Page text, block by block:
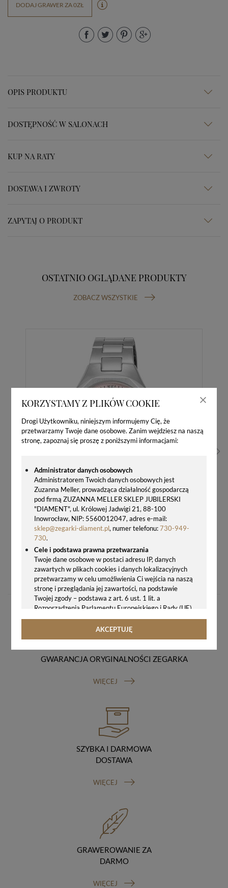
KORZYSTAMY Z PLIKÓW COOKIE
Drogi Użytkowniku, niniejszym informujemy Cię, że
przetwarzamy Twoje dane osobowe. Zanim wejdziesz na naszą
stronę, zapoznaj się proszę z poniższymi informacjami:
Administrator danych osobowych
Administratorem Twoich danych osobowych jest
Zuzanna Meller, prowadząca działalność gospodarczą
pod firmą ZUZANNA MELLER SKLEP JUBILERSKI
"DIAMENT", ul. Królowej Jadwigi 21, 88-100
Inowrocław, NIP: 5560012047, adres e-mail:
sklep@zegarki-diament.pl, numer telefonu:730-949-
730.
Cele i podstawa prawna przetwarzania
Twoje dane osobowe w postaci adresu IP, danych
zawartych w plikach cookies i danych lokalizacyjnych
przetwarzamy w celu umożliwienia Ci wejścia na naszą
stronę i przeglądania jej zawartości, na podstawie
Twojej zgody – podstawa z art. 6 ust. 1 lit. a
Rozporządzenia Parlamentu Europejskiego i Rady (UE)
2016/679 z 27.04.2016 r. w sprawie ochrony osób
fizycznych w związku z przetwarzaniem danych
rozporządzenie o ochronie danych, tj. RODO).
Twoje dane osobowe możemy udostępniać
hostingodawcy. Takie podmioty przetwarzają dane na
poleceniami. Przekazujemy Twoje dane poza teren
Polski/UE/Europejskiego Obszaru Gospodarczego.
Okres przechowywania danych
Twoje dane przechowujemy do czasu posiadania
udzielonej przez Ciebie zgody.
otrzymania ich kopii, prawo do sprostowania
(poprawiania) swoich danych, prawo do usunięcia
abyśmy przetwarzali Twoje dane, możesz zażądać,
abyśmy je usunęli), prawo do ograniczenia
przetwarzania danych (możesz zażądać, abyśmy
ograniczyli przetwarzanie Twoich danych osobowych
wyłącznie do ich przechowywania lub wykonywania
mamy nieprawidłowe dane na Twój temat lub
sprzeciwu wobec przetwarzania danych, prawo do
AKCEPTUJĘ
DODAJ GRAWER ZA 0ZŁ
OPIS PRODUKTU
DOSTĘPNOŚĆ W SALONACH
KUP NA RATY
DOSTAWA I ZWROTY
ZAPYTAJ O PRODUKT
OSTATNIO OGLĄDANE PRODUKTY
ZOBACZ WSZYSTKIE
291,00 zł
GWARANCJA ORYGINALNOŚCI ZEGARKA
WIĘCEJ
SZYBKA I DARMOWA
DOSTAWA
WIĘCEJ
GRAWEROWANIE ZA
DARMO
WIĘCEJ